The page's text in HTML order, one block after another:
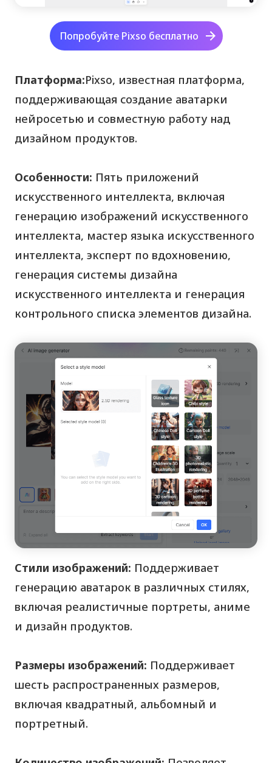
Попробуйте Pixso бесплатно
Платформа:Pixso, известная платформа,
поддерживающая создание аватарки
нейросетью и совместную работу над
дизайном продуктов.
Особенности: Пять приложений
искусственного интеллекта, включая
генерацию изображений искусственного
интеллекта, мастер языка искусственного
интеллекта, эксперт по вдохновению,
генерация системы дизайна
искусственного интеллекта и генерация
контрольного списка элементов дизайна.
Стили изображений: Поддерживает
генерацию аватарок в различных стилях,
включая реалистичные портреты, аниме
и дизайн продуктов.
Размеры изображений: Поддерживает
шесть распространенных размеров,
включая квадратный, альбомный и
портретный.